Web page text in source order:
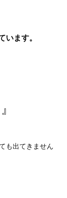
ます。
も出てきません